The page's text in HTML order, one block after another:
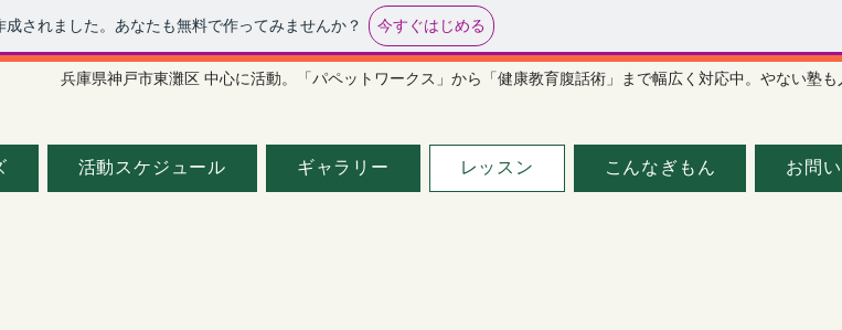
成されました。あなたも無料で作ってみませんか？ 今すぐはじめる
兵庫県神戸市東灘区 中心に活動。「パペットワークス」から「健康教育腹話術」まで幅広く対応中。やない塾も
活動スケジュール ギャラリー レッスン こんなぎもん お問